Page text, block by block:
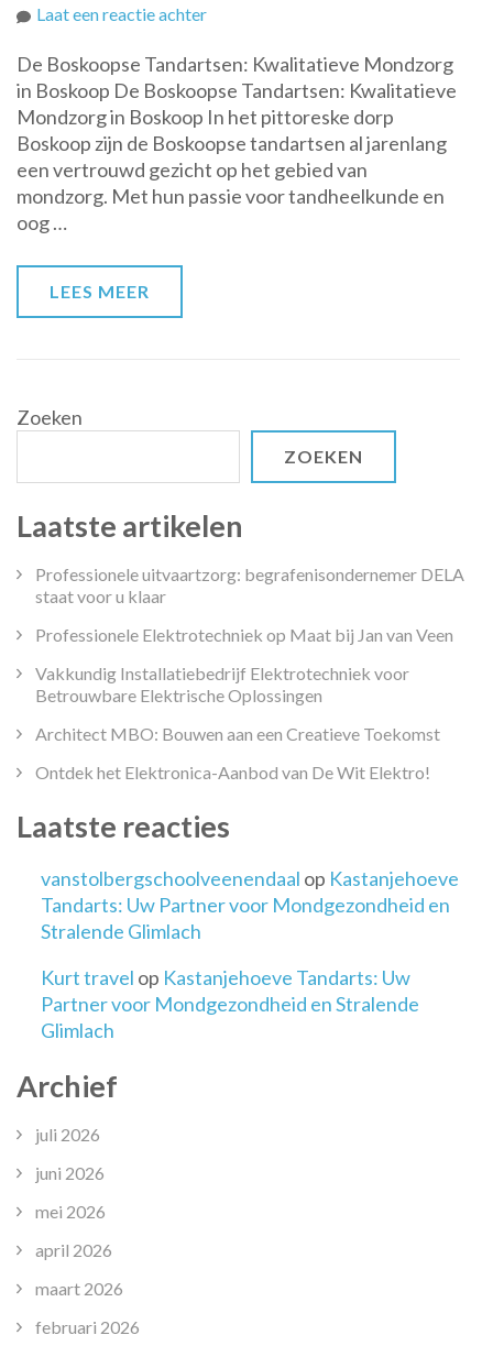
Laat een reactie achterop
Mondzorg
bij
de
Boskoopse
Tandartsen
De Boskoopse Tandartsen: Kwalitatieve Mondzorg
in Boskoop De Boskoopse Tandartsen: Kwalitatieve
Mondzorg in Boskoop In het pittoreske dorp
Boskoop zijn de Boskoopse tandartsen al jarenlang
een vertrouwd gezicht op het gebied van
mondzorg. Met hun passie voor tandheelkunde en
oog …
LEES MEER
Zoeken
ZOEKEN
Laatste artikelen
Professionele uitvaartzorg: begrafenisondernemer DELA
staat voor u klaar
Professionele Elektrotechniek op Maat bij Jan van Veen
Vakkundig Installatiebedrijf Elektrotechniek voor
Betrouwbare Elektrische Oplossingen
Architect MBO: Bouwen aan een Creatieve Toekomst
Ontdek het Elektronica-Aanbod van De Wit Elektro!
Laatste reacties
vanstolbergschoolveenendaal op Kastanjehoeve
Tandarts: Uw Partner voor Mondgezondheid en
Stralende Glimlach
Kurt travel op Kastanjehoeve Tandarts: Uw
Partner voor Mondgezondheid en Stralende
Glimlach
Archief
juli 2026
juni 2026
mei 2026
april 2026
maart 2026
februari 2026